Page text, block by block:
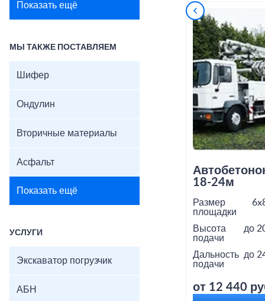
Показать ещё
МЫ ТАКЖЕ ПОСТАВЛЯЕМ
Шифер
Ондулин
Вторичные материалы
Асфальт
Показать ещё
УСЛУГИ
Экскаватор погрузчик
АБН
18-24м
Размер
площадки
Высота
подачи
до
Дальность
подачи
до
от 12 440